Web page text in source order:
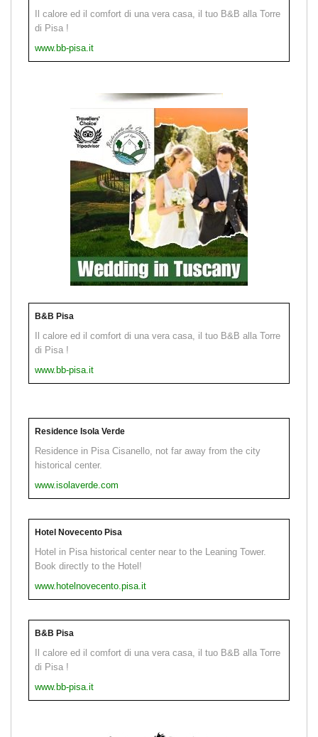
Il calore ed il comfort di una vera casa, il tuo B&B alla Torre
di Pisa !
www.bb-pisa.it
B&B Pisa
Il calore ed il comfort di una vera casa, il tuo B&B alla Torre
di Pisa !
www.bb-pisa.it
Residence Isola Verde
Residence in Pisa Cisanello, not far away from the city
historical center.
www.isolaverde.com
Hotel Novecento Pisa
Hotel in Pisa historical center near to the Leaning Tower.
Book directly to the Hotel!
www.hotelnovecento.pisa.it
B&B Pisa
Il calore ed il comfort di una vera casa, il tuo B&B alla Torre
di Pisa !
www.bb-pisa.it